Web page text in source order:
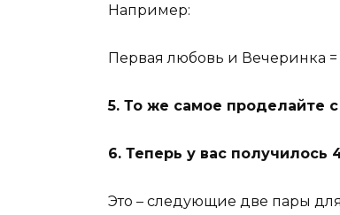
Например:
Первая любовь и Вечеринка =
5. То же самое проделайте
6. Теперь у вас получилось
Это – следующие две пары